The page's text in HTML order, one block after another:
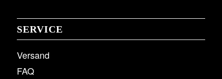
SERVICE
Versand
FAQ